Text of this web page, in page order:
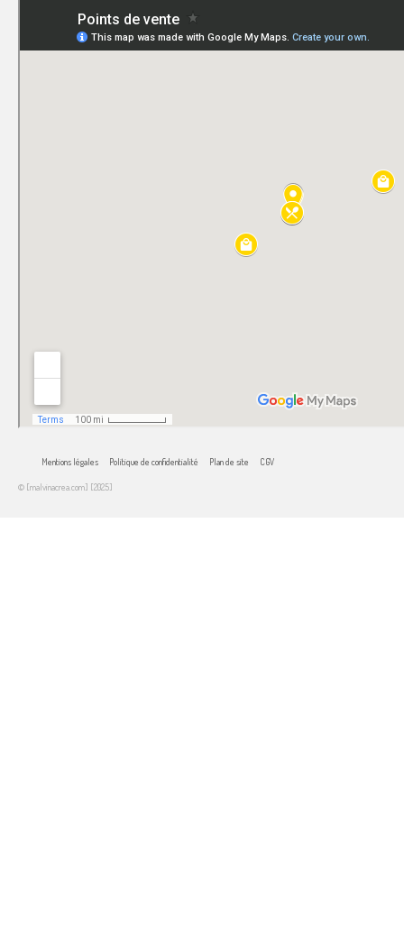
Mentions légales Politique de confidentialité Plan de site CGV
© [malvinacrea.com] [2025]